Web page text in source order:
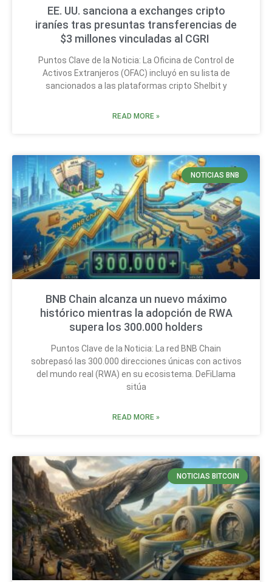
EE. UU. sanciona a exchanges cripto
iraníes tras presuntas transferencias de
$3 millones vinculadas al CGRI
Puntos Clave de la Noticia: La Oficina de Control de
Activos Extranjeros (OFAC) incluyó en su lista de
sancionados a las plataformas cripto Shelbit y
READ MORE »
NOTICIAS BNB
BNB Chain alcanza un nuevo máximo
histórico mientras la adopción de RWA
supera los 300.000 holders
Puntos Clave de la Noticia: La red BNB Chain
sobrepasó las 300.000 direcciones únicas con activos
del mundo real (RWA) en su ecosistema. DeFiLlama
sitúa
READ MORE »
NOTICIAS BITCOIN